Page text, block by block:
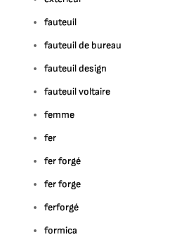
fauteuil
fauteuil de bureau
fauteuil design
fauteuil voltaire
femme
fer
fer forgé
fer forge
ferforgé
formica